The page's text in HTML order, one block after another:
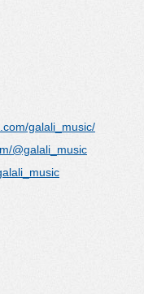
galali_music/
@galali_music